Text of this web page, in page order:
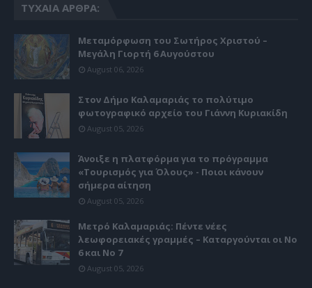
ΤΥΧΑΊΑ ΆΡΘΡΑ:
Μεταμόρφωση του Σωτήρος Χριστού –
Μεγάλη Γιορτή 6 Αυγούστου
August 06, 2026
Στον Δήμο Καλαμαριάς το πολύτιμο
φωτογραφικό αρχείο του Γιάννη Κυριακίδη
August 05, 2026
Άνοιξε η πλατφόρμα για το πρόγραμμα
«Τουρισμός για Όλους» - Ποιοι κάνουν
σήμερα αίτηση
August 05, 2026
Μετρό Καλαμαριάς: Πέντε νέες
λεωφορειακές γραμμές – Καταργούνται οι Νο
6 και Νο 7
August 05, 2026